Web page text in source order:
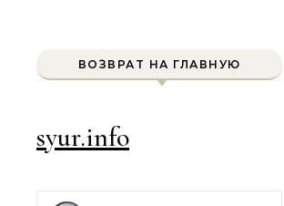
ВОЗВРАТ НА ГЛАВНУЮ
syur.info